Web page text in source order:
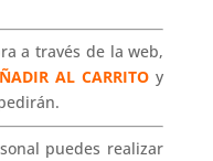
a través de la web,
AL CARRITO y
puedes realizar